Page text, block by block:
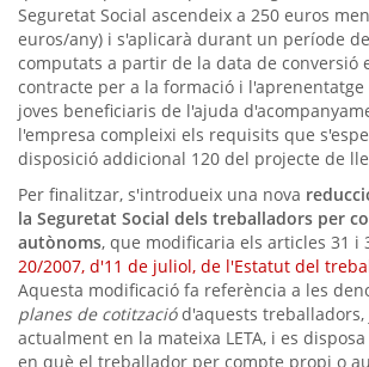
Seguretat Social ascendeix a 250 euros
euros/any) i s'aplicarà durant un període
computats a partir de la data de conversió
contracte per a la formació i
joves beneficiaris de l'ajuda
l'empresa compleixi els requisits que
disposició addicional 120 del projecte de
Per finalitzar, s'introdueix una nova
la Seguretat Social dels treballadors per
autònoms, que modificaria els articles 31 i
20/2007, d'11 de juliol, de l'Estatut del
Aquesta modificació fa referència a les
planes de cotitzaciód'aquests treballadors,
actualment en la mateixa LETA, i es
en què el treballador per compte propi o